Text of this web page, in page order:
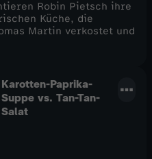
Robin Pietsch ihre
Küche, die
Martin verkostet und
Karotten-Paprika-
Suppe vs. Tan-Tan-
Salat